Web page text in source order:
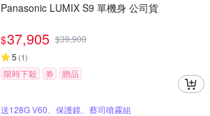
Panasonic LUMIX S9 單機身 公司貨
$37,905 $39,900
5 (1)
限時下殺 券 贈品
送128G V60、保護鏡、蔡司噴霧組